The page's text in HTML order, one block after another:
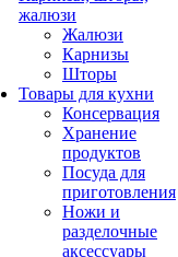
жалюзи
Жалюзи
Карнизы
Шторы
Товары для кухни
Консервация
Хранение
продуктов
Посуда для
приготовления
Ножи и
разделочные
аксессуары